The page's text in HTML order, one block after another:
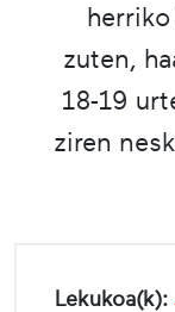
zuten,
18-19
ziren
Lekukoa(k):